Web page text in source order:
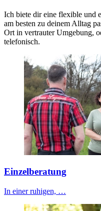
Ich biete dir eine flexible und
am besten zu deinem Alltag
Ort in vertrauter Umgebung,
telefonisch.
Einzelberatung
In einer ruhigen, …